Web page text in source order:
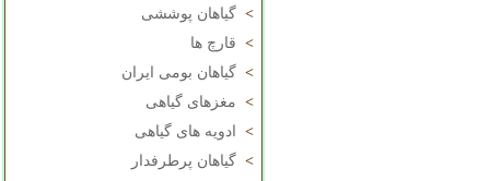
> گیاهان پوششی
> قارچ ها
> گیاهان بومی ایران
> مغزهای گیاهی
>
ادویه های گیاهی
> گیاهان پرطرفدار